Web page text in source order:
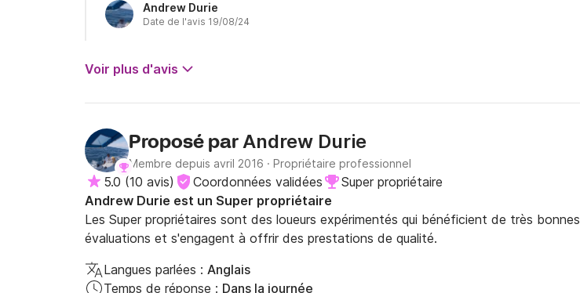
Andrew Durie
Date de l'avis 19/08/24
Voir plus d'avis
Proposé parAndrew Durie
Membre depuis avril 2016 · Propriétaire professionnel
5.0 (10 avis) Coordonnées validées
Super propriétaire
Andrew Durie est un Super propriétaire
Les Super propriétaires sont des loueurs expérimentés qui bénéficient de très bonnes
évaluations et s'engagent à offrir des prestations de qualité.
Langues parlées : Anglais
Temps de réponse : Dans la journée